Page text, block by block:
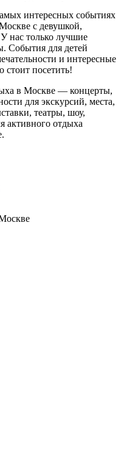
интересных событиях
с девушкой,
нас только лучшие
События для детей
и интересные
стоит посетить!
в Москве — концерты,
для экскурсий, места,
театры, шоу,
активного отдыха